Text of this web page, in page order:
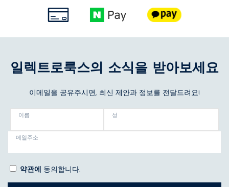
일렉트로룩스의 소식을 받아보세요
이메일을 공유주시면, 최신 제안과 정보를 전달드려요!
이름 성
메일주소
약관에 동의합니다.